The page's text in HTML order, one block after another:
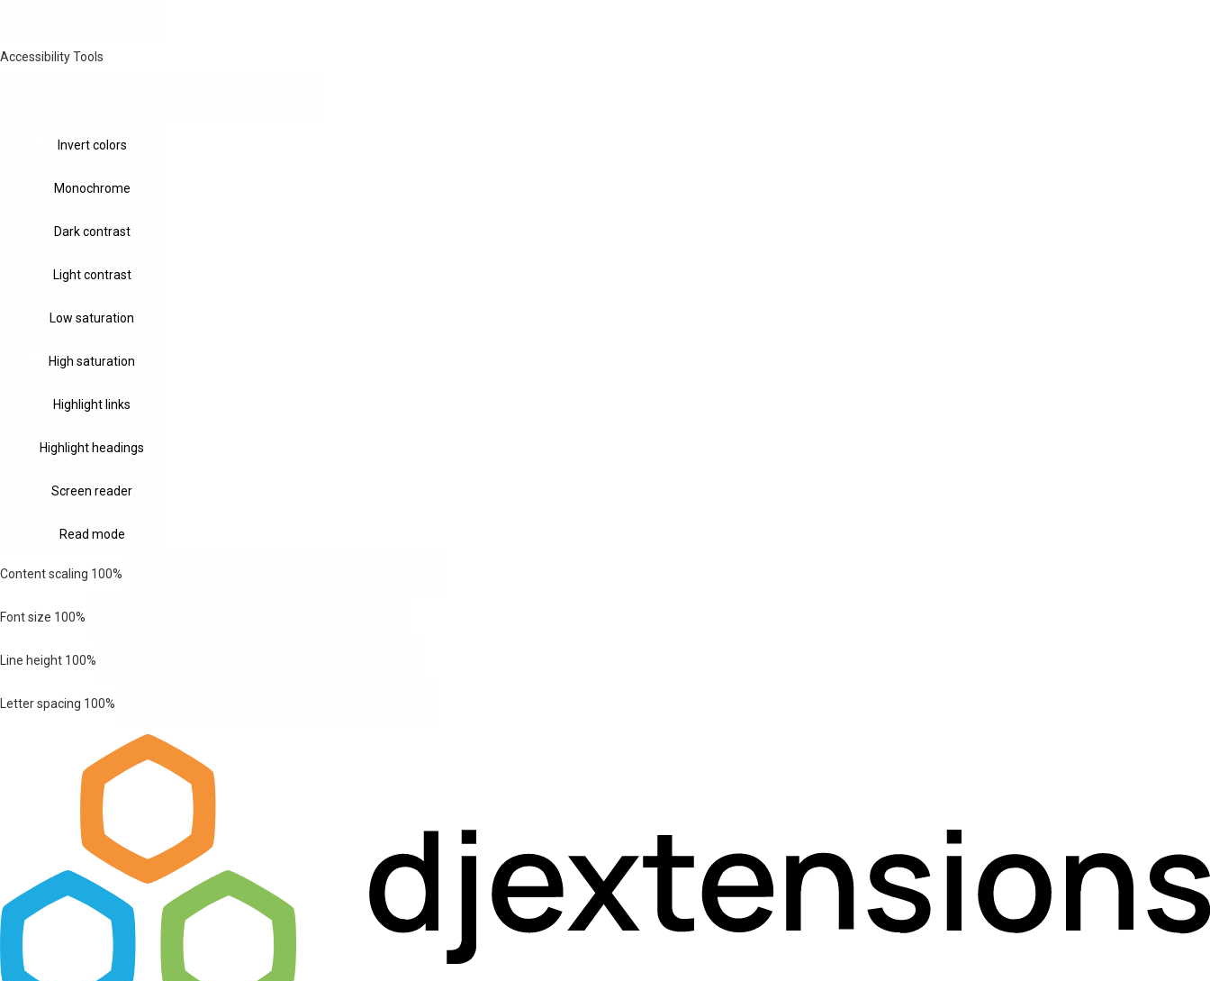
Accessibility Tools
Invert colors
Monochrome
Dark contrast
Light contrast
Low saturation
High saturation
Highlight links
Highlight headings
Screen reader
Read mode
Content scaling 100%
Font size 100%
Line height 100%
Letter spacing 100%